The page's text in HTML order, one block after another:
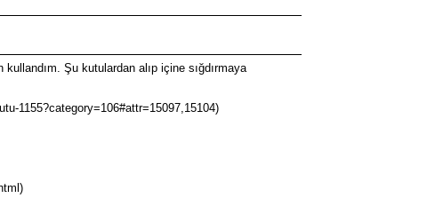
Şu kutulardan alıp içine sığdırmaya
1155?category=106#attr=15097,15104)